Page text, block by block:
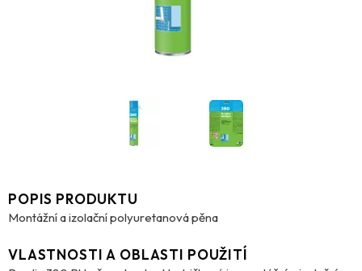
POPIS PRODUKTU
Montážní a izolační polyuretanová pěna
VLASTNOSTI A OBLASTI POUŽITÍ